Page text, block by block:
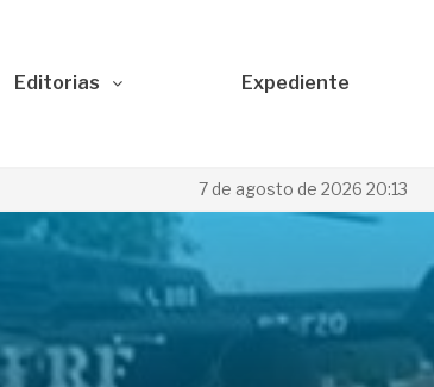
Editorias Expediente
7 de agosto de 2026 20:13